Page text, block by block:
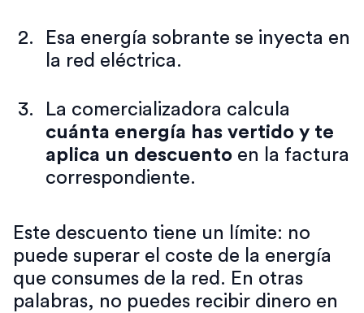
Esa energía sobrante se inyecta en
la red eléctrica.
La comercializadora calcula
cuánta energía has vertido y te
aplica un descuento en la factura
correspondiente.
Este descuento tiene un límite: no
puede superar el coste de la energía
que consumes de la red. En otras
palabras, no puedes recibir dinero en